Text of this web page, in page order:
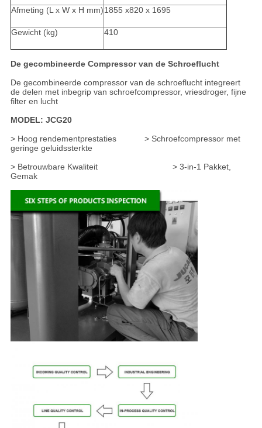
Afmeting (L x W x H mm)1855 x820 x 1695
Gewicht (kg) 410
De gecombineerde Compressor van de Schroeflucht
De gecombineerde compressor van de schroeflucht integreert
de delen met inbegrip van schroefcompressor, vriesdroger, fijne
filter en lucht
MODEL: JCG20
> Hoog rendementprestaties > Schroefcompressor met
geringe geluidssterkte
> Betrouwbare Kwaliteit > 3-in-1 Pakket,
Gemak